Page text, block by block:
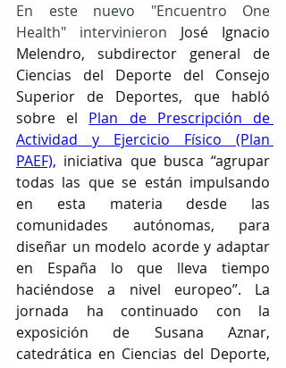
En este nuevo "Encuentro One
Health" intervinieron José Ignacio
Melendro, subdirector general de
Ciencias del Deporte del Consejo
Superior de Deportes, que habló
sobre el Plan de Prescripción de
Actividad y Ejercicio Físico (Plan
PAEF), iniciativa que busca “agrupar
todas las que se están impulsando
en esta materia desde las
comunidades autónomas, para
diseñar un modelo acorde y adaptar
en España lo que lleva tiempo
haciéndose a nivel europeo”. La
jornada ha continuado con la
exposición de Susana Aznar,
catedrática en Ciencias del Deporte,